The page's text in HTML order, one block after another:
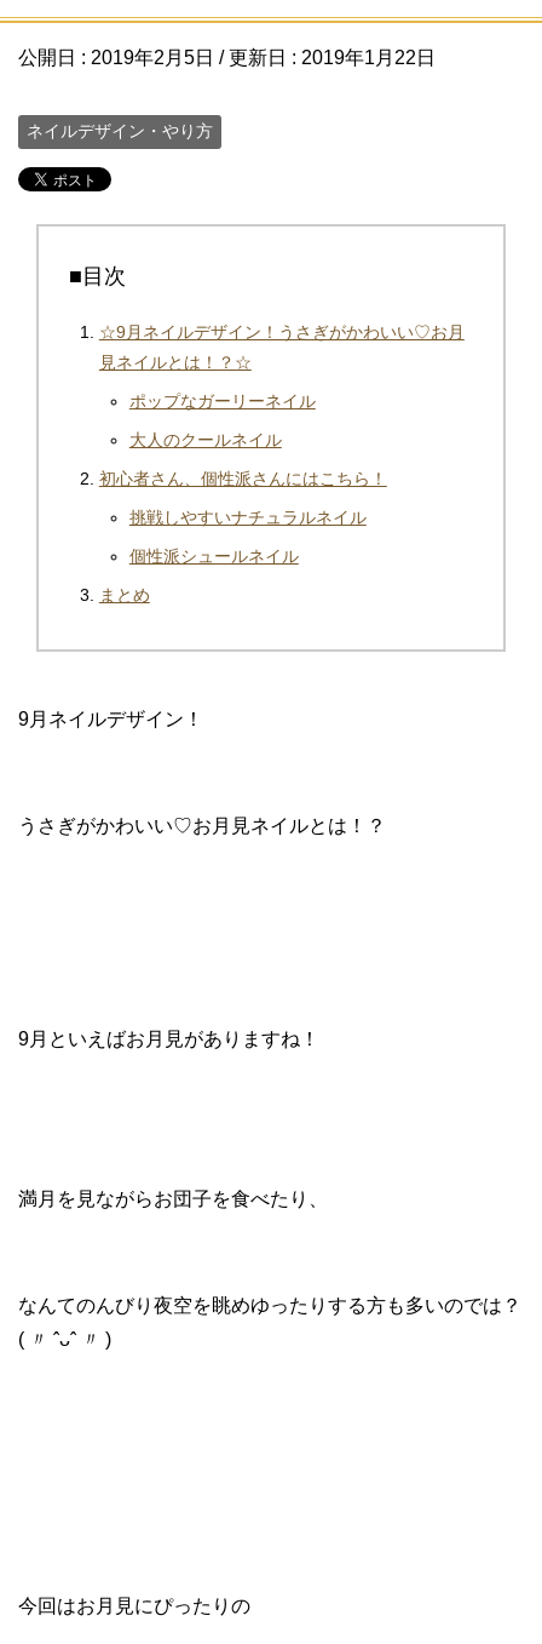
公開日 : 2019年2月5日 / 更新日 : 2019年1月22日
ネイルデザイン・やり方
■目次
☆9月ネイルデザイン！うさぎがかわいい♡お月
見ネイルとは！？☆
ポップなガーリーネイル
大人のクールネイル
初心者さん、個性派さんにはこちら！
挑戦しやすいナチュラルネイル
個性派シュールネイル
まとめ
9月ネイルデザイン！
うさぎがかわいい♡お月見ネイルとは！？
9月といえばお月見がありますね！
満月を見ながらお団子を食べたり、
なんてのんびり夜空を眺めゆったりする方も多いのでは？
( 〃 ˆᴗˆ 〃 )
今回はお月見にぴったりの